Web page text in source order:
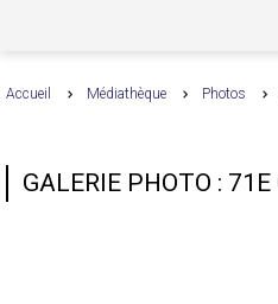
Accueil Médiathèque Photos
GALERIE PHOTO : 71E